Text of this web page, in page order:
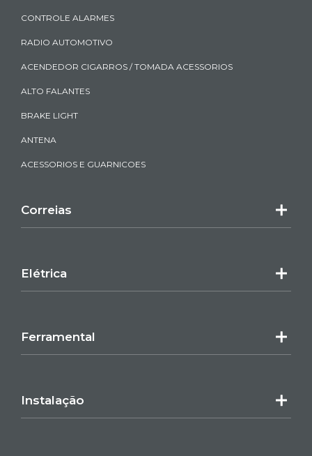
CONTROLE ALARMES
RADIO AUTOMOTIVO
ACENDEDOR CIGARROS / TOMADA ACESSORIOS
ALTO FALANTES
BRAKE LIGHT
ANTENA
ACESSORIOS E GUARNICOES
Correias
Elétrica
Ferramental
Instalação